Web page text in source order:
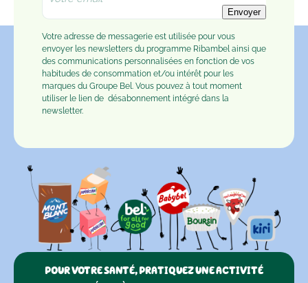
Envoyer
Votre adresse de messagerie est utilisée pour vous
envoyer les newsletters du programme Ribambel ainsi que
des communications personnalisées en fonction de vos
habitudes de consommation et/ou intérêt pour les
marques du Groupe Bel. Vous pouvez à tout moment
utiliser le lien de désabonnement intégré dans la
newsletter.
POUR VOTRE SANTÉ, PRATIQUEZ UNE ACTIVITÉ